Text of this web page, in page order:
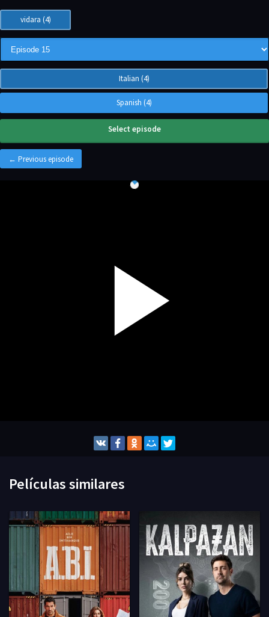
← Previous episode
vidara (4)
Italian (4)
Spanish (4)
Select episode
Películas similares